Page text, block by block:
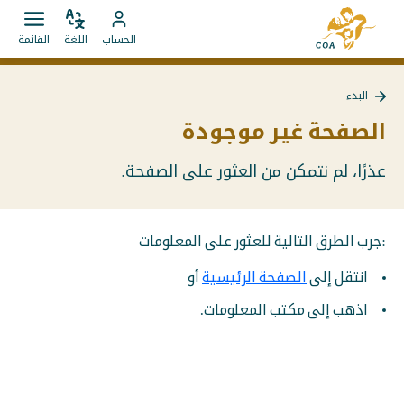
الانتقال
مباشرة
إلى
إلى
الصفحة
الرئيسية
MyCOA
انتقل
إلى
الحساب
ضبط
اللغة القائمة
العودة
البدء
البدء
الصفحة غير موجودة
عذرًا، لم نتمكن من العثور على الصفحة.
:جرب الطرق التالية للعثور على المعلومات
انتقل إلى الصفحة الرئيسية أو
اذهب إلى مكتب المعلومات.